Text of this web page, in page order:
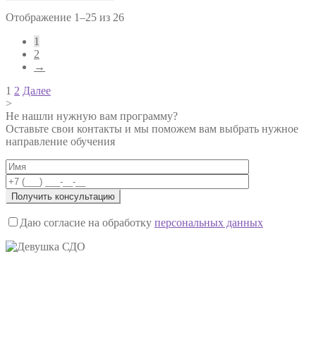
Отображение 1–25 из 26
1
2
→
Навигация
по
записям
1 2 Далее
>
Не нашли нужную вам программу?
Оставьте свои контакты и мы поможем вам выбрать нужное
направление обучения
Даю согласие на обработку персональных данных